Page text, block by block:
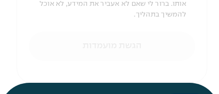
אותו. ברור לי שאם לא אעביר את המידע, לא אוכל
להמשיך בתהליך.